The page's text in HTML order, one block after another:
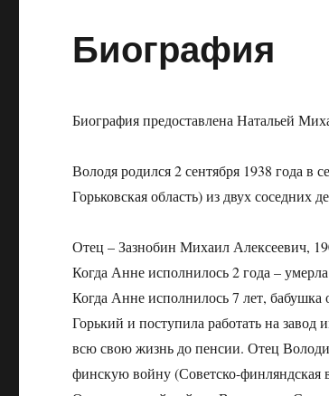
Биография
Биография предоставлена Натальей
Володя родился 2 сентября 1938 года
Горьковская область) из двух соседних
Отец – Зазнобин Михаил Алексеевич,
Когда Анне исполнилось 2 года –
Когда Анне исполнилось 7 лет, бабушка
Горький и поступила работать на
всю свою жизнь до пенсии. Отец
финскую войну (Советско-финляндская